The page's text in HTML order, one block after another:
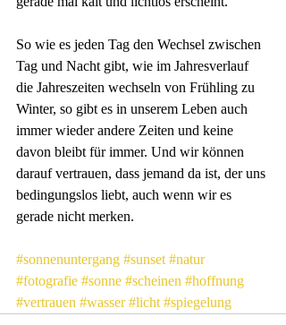
So wie es jeden Tag den Wechsel zwischen
Tag und Nacht gibt, wie im Jahresverlauf
die Jahreszeiten wechseln von Frühling zu
Winter, so gibt es in unserem Leben auch
immer wieder andere Zeiten und keine
davon bleibt für immer. Und wir können
darauf vertrauen, dass jemand da ist, der uns
bedingungslos liebt, auch wenn wir es
gerade nicht merken.
#sonnenuntergang #sunset #natur
#fotografie #sonne #scheinen #hoffnung
#vertrauen #wasser #licht #spiegelung